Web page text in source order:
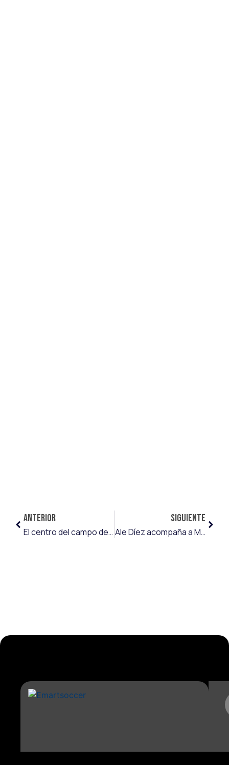
ANTERIOR
El centro del campo del AD Alcorcón, ‘propiedad’ de Emart&Soccer: Tarsi Aguado acompaña a Luis Vacas al conjunto alfarero
SIGUIENTE
Ale Díez acompaña a Mario Losada al FKS Stal Mielec